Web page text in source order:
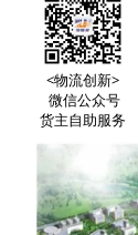
<物流创新>
微信公众号
货主自助服务